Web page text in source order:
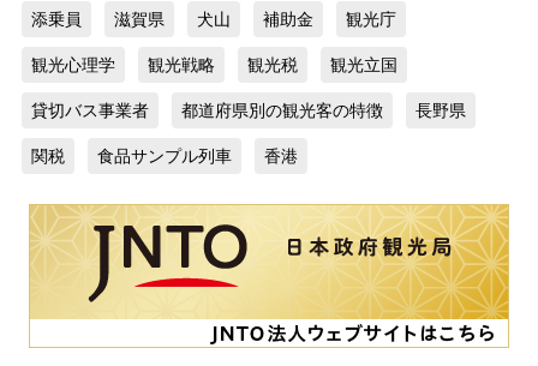
添乗員 滋賀県 犬山 補助金 観光庁
観光心理学 観光戦略 観光税 観光立国
貸切バス事業者 都道府県別の観光客の特徴 長野県
関税 食品サンプル列車 香港